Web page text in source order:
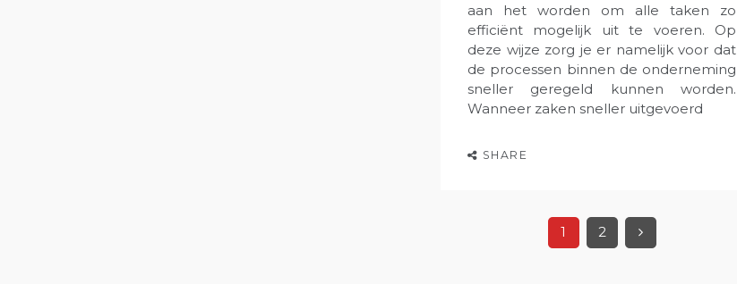
aan het worden om alle taken zo
efficiënt mogelijk uit te voeren. Op
deze wijze zorg je er namelijk voor dat
de processen binnen de onderneming
sneller geregeld kunnen worden.
Wanneer zaken sneller uitgevoerd
SHARE
1 2